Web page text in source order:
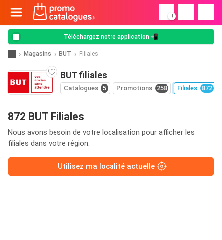
!
Téléchargez notre application 📲
Magasins BUT Filiales
BUT filiales
Catalogues 5 Promotions 258 Filiales 872
872 BUT Filiales
Nous avons besoin de votre localisation pour afficher les
filiales dans votre région.
Utilisez ma localité actuelle